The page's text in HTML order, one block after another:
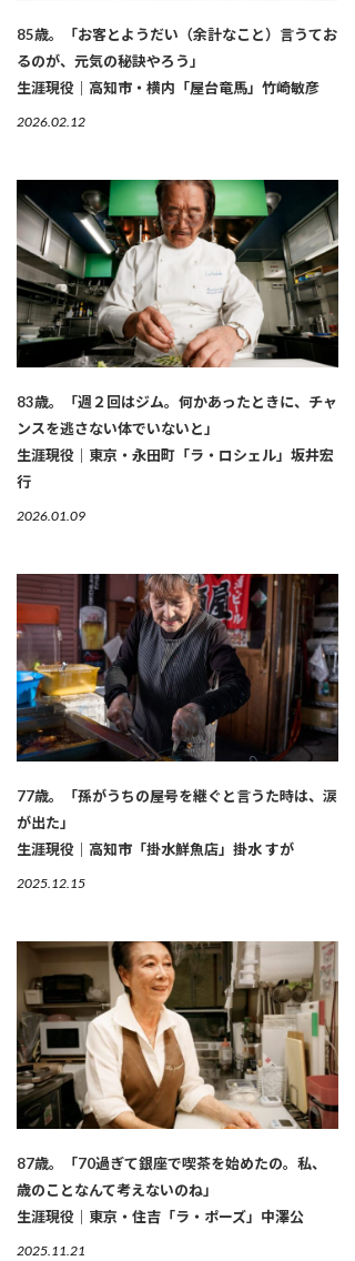
85歳。「お客とようだい（余計なこと）言うてお
るのが、元気の秘訣やろう」
生涯現役｜高知市・横内「屋台竜馬」竹崎敏彦
2026.02.12
83歳。「週２回はジム。何かあったときに、チャ
ンスを逃さない体でいないと」
生涯現役｜東京・永田町「ラ・ロシェル」坂井宏
行
2026.01.09
77歳。「孫がうちの屋号を継ぐと言うた時は、涙
が出た」
生涯現役｜高知市「掛水鮮魚店」掛水 すが
2025.12.15
87歳。「70過ぎて銀座で喫茶を始めたの。私、
歳のことなんて考えないのね」
生涯現役｜東京・住吉「ラ・ポーズ」中澤公
2025.11.21